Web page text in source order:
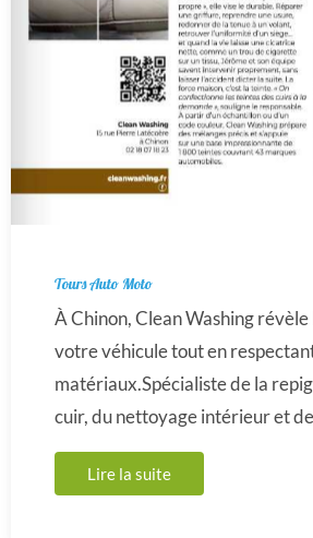
Tours Auto Moto
À Chinon, Clean Washing
votre véhicule tout en
matériaux.Spécialiste de la
cuir, du nettoyage intérieur et
Lire la suite